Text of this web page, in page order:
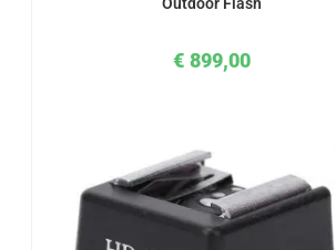
€ 899,00